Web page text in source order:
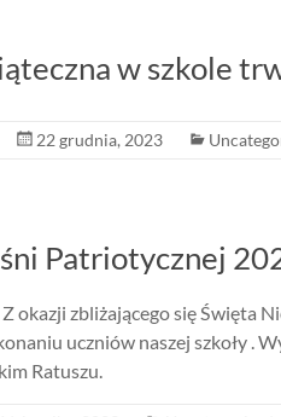
w szkole
22 grudnia, 2023
Patriotycznej
okazji zbliżającego się Święta
uczniów naszej szkoły .
Ratuszu.